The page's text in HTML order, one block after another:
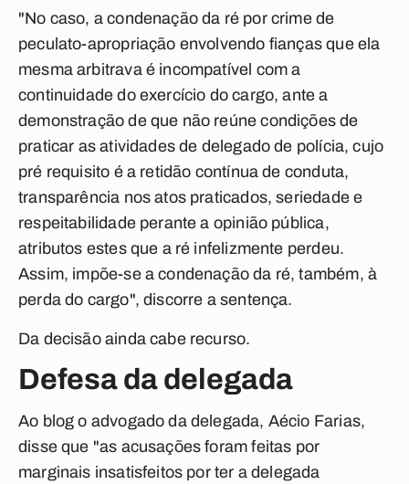
"No caso, a condenação da ré por crime de
peculato-apropriação envolvendo fianças que ela
mesma arbitrava é incompatível com a
continuidade do exercício do cargo, ante a
demonstração de que não reúne condições de
praticar as atividades de delegado de polícia, cujo
pré requisito é a retidão contínua de conduta,
transparência nos atos praticados, seriedade e
respeitabilidade perante a opinião pública,
atributos estes que a ré infelizmente perdeu.
Assim, impõe-se a condenação da ré, também, à
perda do cargo", discorre a sentença.
Da decisão ainda cabe recurso.
Defesa da delegada
Ao blog o advogado da delegada, Aécio Farias,
disse que "as acusações foram feitas por
marginais insatisfeitos por ter a delegada